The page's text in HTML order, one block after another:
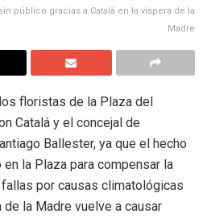
público gracias a Catalá en la víspera de la
Madre
floristas de la Plaza del
Catalá y el concejal de
Ballester, ya que el hecho
la Plaza para compensar la
por causas climatológicas
la Madre vuelve a causar